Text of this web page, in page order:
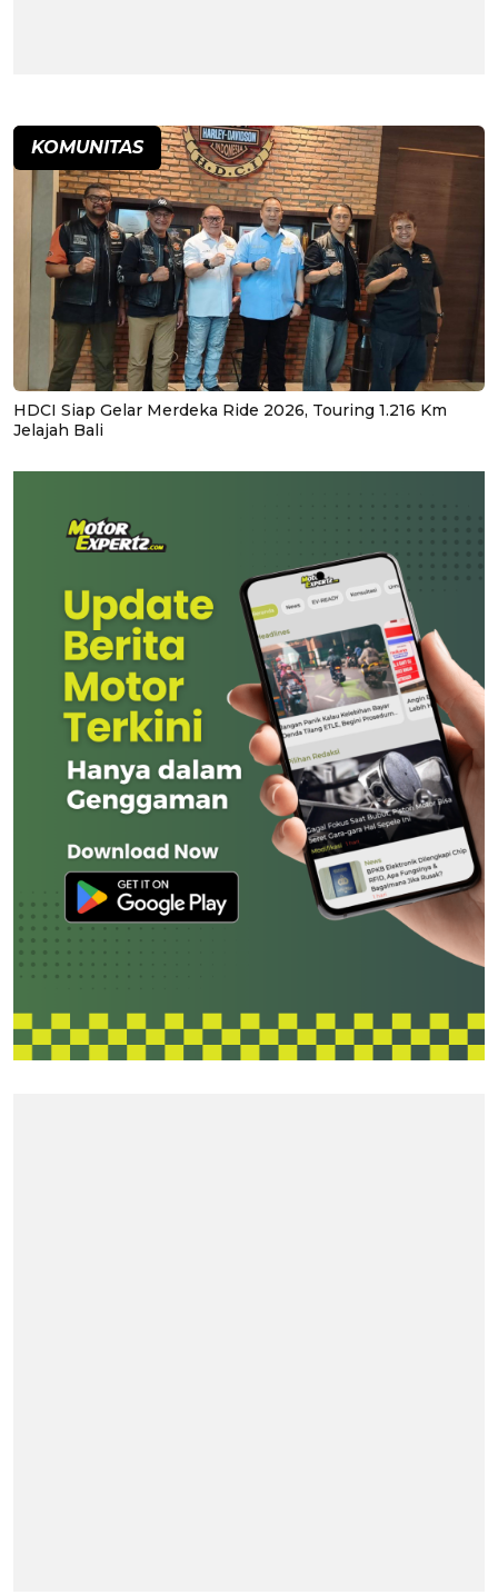
KOMUNITAS
HDCI Siap Gelar Merdeka Ride 2026, Touring 1.216 Km
Jelajah Bali